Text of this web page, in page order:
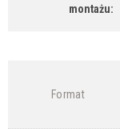
montażu:
Format